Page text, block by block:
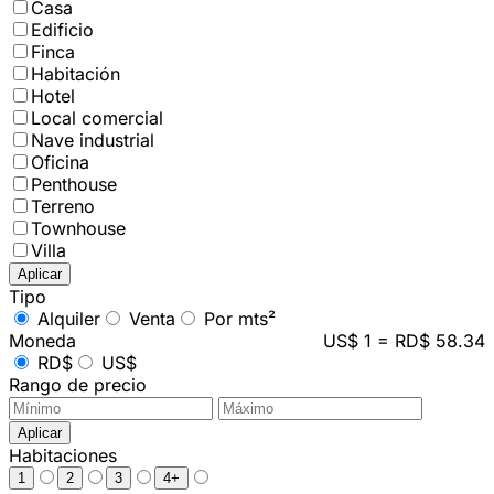
Casa
Edificio
Finca
Habitación
Hotel
Local comercial
Nave industrial
Oficina
Penthouse
Terreno
Townhouse
Villa
Aplicar
Tipo
Alquiler
Venta
Por mts²
Moneda
US$ 1 = RD$ 58.34
RD$
US$
Rango de precio
Aplicar
Habitaciones
1 2 3 4+